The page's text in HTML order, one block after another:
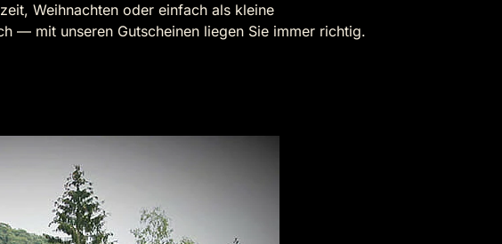
Weihnachten oder einfach als kleine
— mit unseren Gutscheinen liegen Sie immer richtig.